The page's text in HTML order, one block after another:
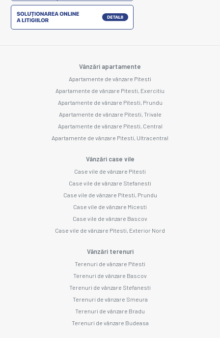
Vânzări apartamente
Apartamente de vânzare Pitesti
Apartamente de vânzare Pitesti, Exercitiu
Apartamente de vânzare Pitesti, Prundu
Apartamente de vânzare Pitesti, Trivale
Apartamente de vânzare Pitesti, Central
Apartamente de vânzare Pitesti, Ultracentral
Vânzări case vile
Case vile de vânzare Pitesti
Case vile de vânzare Stefanesti
Case vile de vânzare Pitesti, Prundu
Case vile de vânzare Micesti
Case vile de vânzare Bascov
Case vile de vânzare Pitesti, Exterior Nord
Vânzări terenuri
Terenuri de vânzare Pitesti
Terenuri de vânzare Bascov
Terenuri de vânzare Stefanesti
Terenuri de vânzare Smeura
Terenuri de vânzare Bradu
Terenuri de vânzare Budeasa